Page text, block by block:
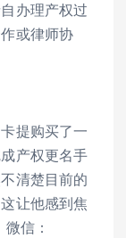
办理产权过
或律师协
提购买了一
产权更名手
清楚目前的
让他感到焦
信：